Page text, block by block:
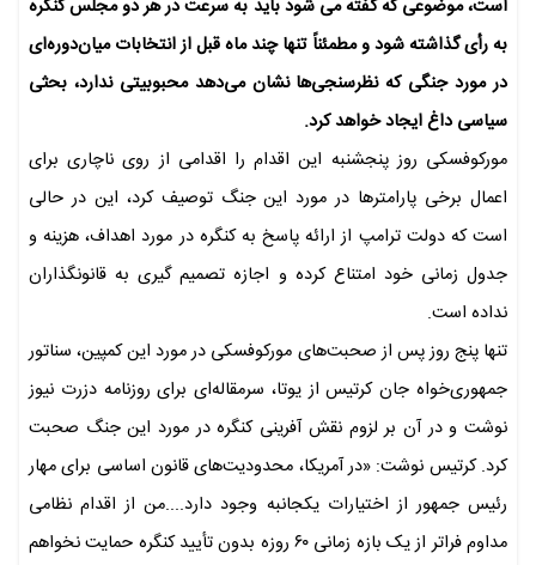
است،‌ موضوعی که گفته می شود باید به سرعت در هر دو مجلس کنگره
به رأی گذاشته شود و مطمئناً تنها چند ماه قبل از انتخابات میان‌دوره‌ای
در مورد جنگی که نظرسنجی‌ها نشان می‌دهد محبوبیتی ندارد، بحثی
سیاسی داغ ایجاد خواهد کرد.
مورکوفسکی روز پنجشنبه این اقدام را اقدامی از روی ناچاری برای
اعمال برخی پارامترها در مورد این جنگ توصیف کرد، این در حالی
است که دولت ترامپ از ارائه پاسخ به کنگره در مورد اهداف، هزینه و
جدول زمانی خود امتناع کرده و اجازه تصمیم گیری به قانونگذاران
نداده است.
تنها پنج روز پس از صحبت‌های مورکوفسکی در مورد این کمپین، سناتور
جمهوری‌خواه جان کرتیس از یوتا، سرمقاله‌ای برای روزنامه دزرت نیوز
نوشت و در آن بر لزوم نقش آفرینی کنگره در مورد این جنگ صحبت
کرد. کرتیس نوشت: «در آمریکا، محدودیت‌های قانون اساسی برای مهار
رئیس جمهور از اختیارات یکجانبه وجود دارد....من از اقدام نظامی
مداوم فراتر از یک بازه زمانی ۶۰ روزه بدون تأیید کنگره حمایت نخواهم